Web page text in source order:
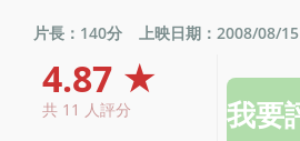
片長：140分 上映日期：2008/08/15
4.87 ★
共 11 人評分